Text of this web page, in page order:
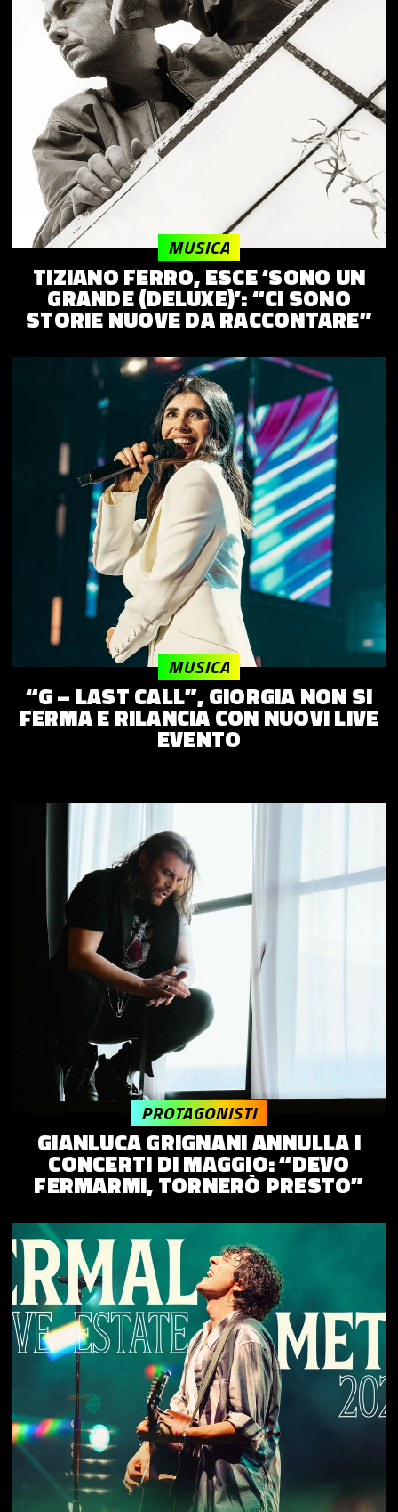
TIZIANO FERRO, ESCE ‘SONO UN
GRANDE (DELUXE)’: “CI SONO
STORIE NUOVE DA RACCONTARE”
MUSICA
“G – LAST CALL”, GIORGIA NON SI
FERMA E RILANCIA CON NUOVI LIVE
EVENTO
MUSICA
GIANLUCA GRIGNANI ANNULLA I
CONCERTI DI MAGGIO: “DEVO
FERMARMI, TORNERÒ PRESTO”
PROTAGONISTI